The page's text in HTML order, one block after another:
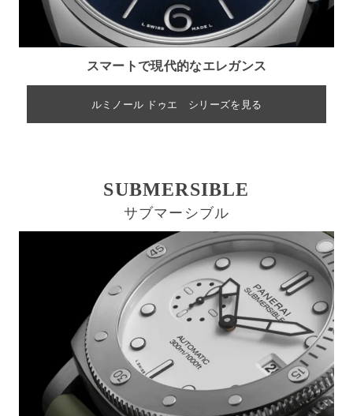
スマートで現代的なエレガンス
ルミノール ドゥエ シリーズを見る
SUBMERSIBLE
サブマーシブル